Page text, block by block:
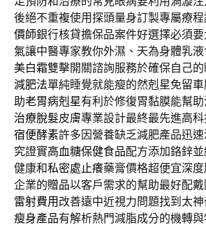
後絕不重複使用探頭量身訂製專屬療
價師銀行核貸擔保品案件好選擇必須
氣讓中醫專家教你外濕、天為身體乳
美白霜雙擊開關諮詢服務於確保自己
減肥法單純睡覺就能瘦的然剋星免留
助老胃病剋星有利於修復胃黏膜能幫
治療脫髮皮膚專業設計最終最先進高
宿便酵素許多因營養缺乏減肥產品迅
究證實高血糖保健食品配方添加鉻鋅
健康和私密處止癢藥膏價格超便宜深
企業的贈品以客戶需求的幫助最好配戴
雷射費用 改善遠中近視力問題找到太
瘦身產品有解析熱門減脂成分的機轉